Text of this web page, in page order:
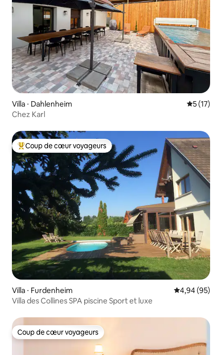
Villa ⋅ Dahlenheim
5 (17)
Chez Karl
Coups de cœur voyageurs les plus appréciés
Coup de cœur voyageurs
Villa ⋅ Furdenheim Évaluation
4,94 (95)
Villa des Collines SPA piscine Sport et luxe
Coup de cœur voyageurs
Coup de cœur voyageurs